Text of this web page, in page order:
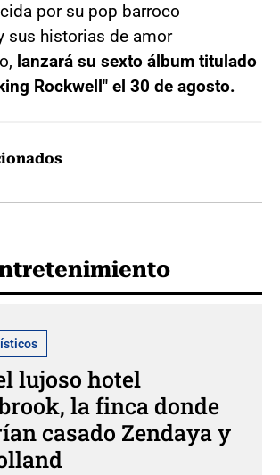
por su pop barroco
sus historias de amor
lanzará su sexto álbum titulado
Rockwell" el 30 de agosto.
lujoso hotel
la finca donde
casado Zendaya y